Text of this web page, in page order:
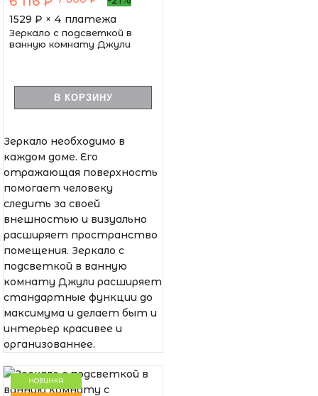
1529 ₽ × 4 платежа
Зеркало с подсветкой в
ванную комнату Джули
В КОРЗИНУ
Зеркало необходимо в
каждом доме. Его
отражающая поверхность
помогает человеку
следить за своей
внешностью и визуально
расширяет пространство
помещения. Зеркало с
подсветкой в ванную
комнату Джули расширяет
стандартные функции до
максимума и делает быт и
интерьер красивее и
организованнее.
НОВИНКА